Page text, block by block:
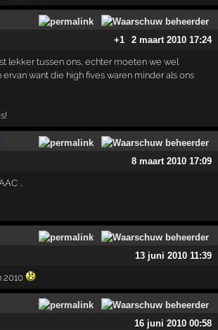
+1
2 maart 2010 17:24
lekker tussen ons, echter moeten we wel
want die high fives waren minder als ons
8 maart 2010 17:09
..
13 juni 2010 11:39
2010
16 juni 2010 00:58